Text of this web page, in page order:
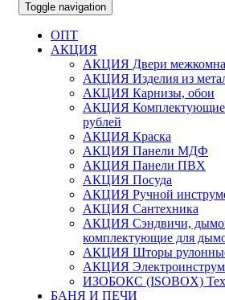
Toggle navigation
ОПТ
АКЦИЯ
АКЦИЯ Двери
АКЦИЯ Изделия из
АКЦИЯ Карнизы, обои
АКЦИЯ Комплектующие
рублей
АКЦИЯ Краска
АКЦИЯ Панели МДФ
АКЦИЯ Панели ПВХ
АКЦИЯ Посуда
АКЦИЯ Ручной
АКЦИЯ Сантехника
АКЦИЯ Сэндвичи,
комплектующие для
АКЦИЯ Шторы
АКЦИЯ
ИЗОБОКС (ISOBOX)
БАНЯ И ПЕЧИ